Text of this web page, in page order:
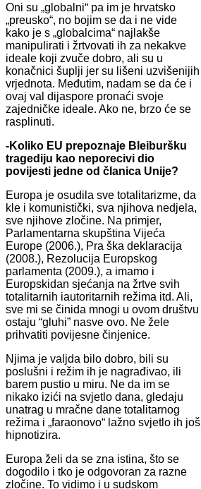
Oni su „globalni“ pa im je hrvatsko
„preusko“, no bojim se da i ne vide
kako je s „globalcima“ najlakše
manipulirati i žrtvovati ih za nekakve
ideale koji zvuče dobro, ali su u
konačnici šuplji jer su lišeni uzvišenijih
vrjednota. Međutim, nadam se da će i
ovaj val dijaspore pronaći svoje
zajedničke ideale. Ako ne, brzo će se
rasplinuti.
-Koliko EU prepoznaje Bleiburšku
tragediju kao neporecivi dio
povijesti jedne od članica Unije?
Europa je osudila sve totalitarizme, da
kle i komunistički, sva njihova nedjela,
sve njihove zločine. Na primjer,
Parlamentarna skupština Vijeća
Europe (2006.), Pra ška deklaracija
(2008.), Rezolucija Europskog
parlamenta (2009.), a imamo i
Europskidan sjećanja na žrtve svih
totalitarnih iautoritarnih režima itd. Ali,
sve mi se činida mnogi u ovom društvu
ostaju “gluhi” nasve ovo. Ne žele
prihvatiti povijesne činjenice.
Njima je valjda bilo dobro, bili su
poslušni i režim ih je nagrađivao, ili
barem pustio u miru. Ne da im se
nikako izići na svjetlo dana, gledaju
unatrag u mračne dane totalitarnog
režima i „faraonovo“ lažno svjetlo ih još
hipnotizira.
Europa želi da se zna istina, što se
dogodilo i tko je odgovoran za razne
zločine. To vidimo i u sudskom